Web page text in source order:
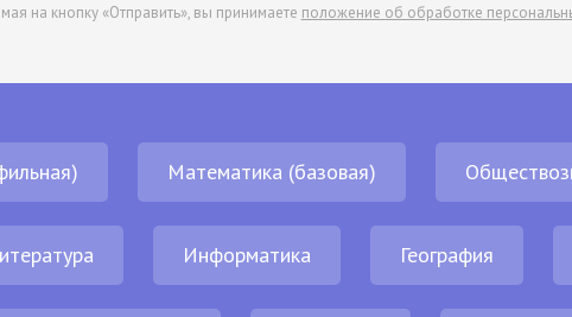
на кнопку «Отправить», вы принимаете положение об обработке
Математика (базовая)
Информатика География